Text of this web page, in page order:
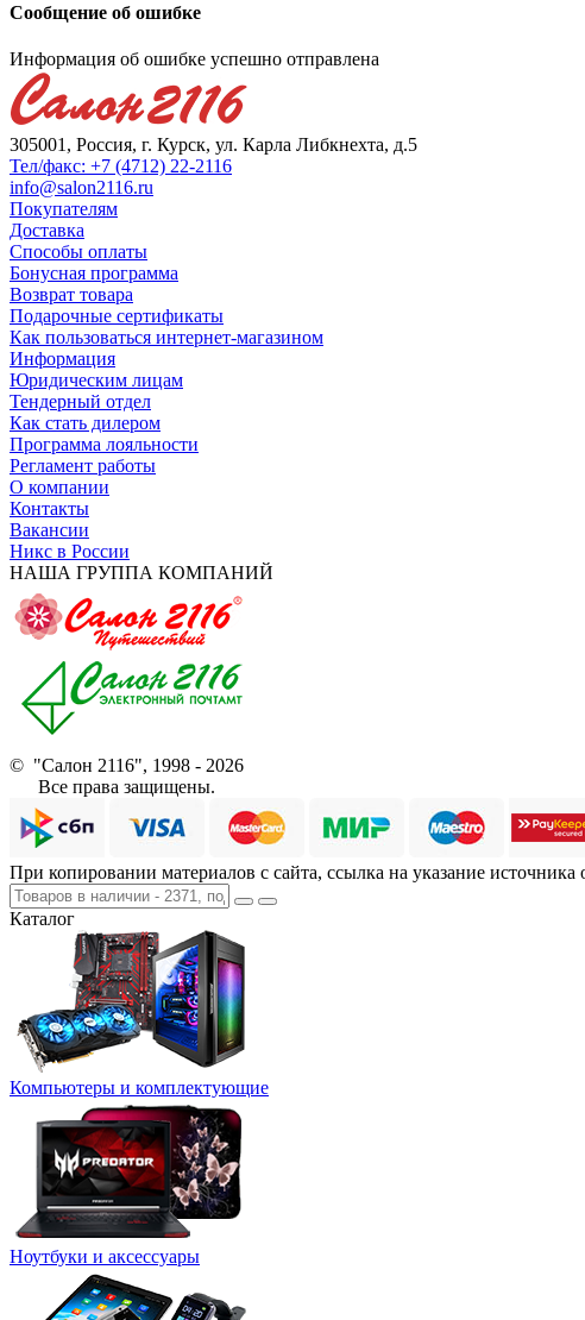
Сообщение об ошибке
Информация об ошибке успешно отправлена
305001, Россия, г. Курск, ул. Карла Либкнехта, д.5
Тел/факс: +7 (4712) 22-2116
info@salon2116.ru
Покупателям
Доставка
Способы оплаты
Бонусная программа
Возврат товара
Подарочные сертификаты
Как пользоваться интернет-магазином
Информация
Юридическим лицам
Тендерный отдел
Как стать дилером
Программа лояльности
Регламент работы
О компании
Контакты
Вакансии
Никс в России
НАША ГРУППА КОМПАНИЙ
© "Салон 2116", 1998 - 2026
Все права защищены.
При копировании материалов с сайта, ссылка на указание источника
Каталог
Компьютеры и комплектующие
Ноутбуки и аксессуары